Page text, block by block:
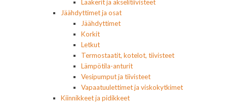
Laakerit ja akselitiivisteet
Jäähdyttimet ja osat
Jäähdyttimet
Korkit
Letkut
Termostaatit, kotelot, tiivisteet
Lämpötila-anturit
Vesipumput ja tiivisteet
Vapaatuulettimet ja viskokytkimet
Kiinnikkeet ja pidikkeet